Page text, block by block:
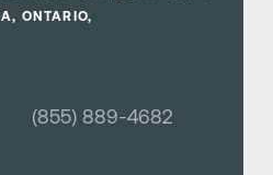
ONTARIO,
(855) 889-4682